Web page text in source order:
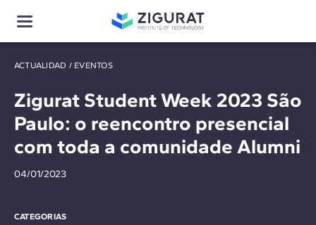
ACTUALIDAD / EVENTOS
Zigurat Student Week 2023 São
Paulo: o reencontro presencial
com toda a comunidade Alumni
04/01/2023
CATEGORIAS